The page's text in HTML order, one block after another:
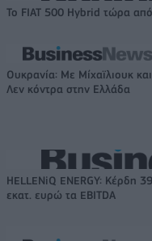
Το FIAT 500 Hybrid τώρα
Ουκρανία: Με Μίχαϊλιουκ και
Λεν κόντρα στην Ελλάδα
HELLENiQ ENERGY: Κέρδη
εκατ. ευρώ τα EBITDA